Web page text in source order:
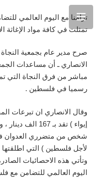
تزامنا مع اليوم العالمي
تمثلت في كافة مواد الإغاثة
صرح مدير عام بجمعية
الانصاري ـ أن مساعدات
مباشر من فرق النجاة التي
رسميا في فلسطين .
وقال الانصاري ان تبرعات
شخص من متضرري العدوان
لأجل فلسطين ) التي اطلقتها
وتأتي هذه الاحصائيات
اليوم العالمي للتضامن مع فلسطين